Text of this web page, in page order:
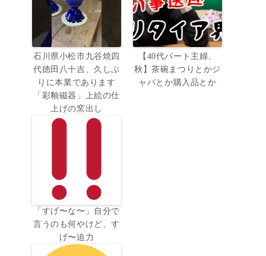
石川県小松市九谷焼四
代徳田八十吉、久しぶ
りに本業であります
「彩釉磁器」上絵の仕
上げの窯出し
「すげ〜な〜」自分で
言うのも何やけど、す
げ〜迫力
【40代パート主婦、
秋】茶碗まつりとかジ
ャバとか購入品とか